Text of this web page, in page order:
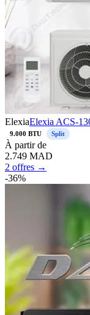
ElexiaElexia ACS-
9.000 BTU Split
À partir de
2.749 MAD
2 offres →
-36%